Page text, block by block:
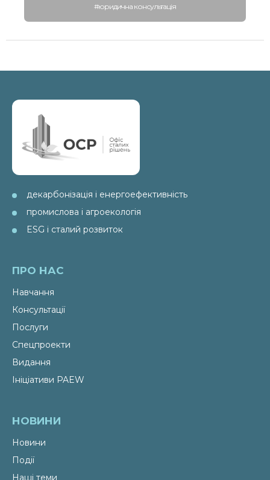
#юридична консультація
декарбонізація і енергоефективність
промислова і агроекологія
ESG і сталий розвиток
ПРО НАС
Навчання
Консультації
Послуги
Спецпроекти
Видання
Ініціативи PAEW
НОВИНИ
Новини
Події
Наші теми